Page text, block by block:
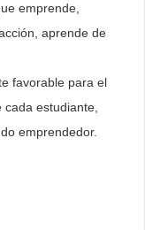
emprende,
aprende de
favorable para el
estudiante,
emprendedor.